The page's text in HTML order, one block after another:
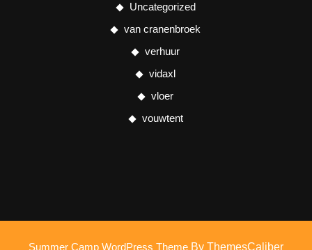
Uncategorized
van cranenbroek
verhuur
vidaxl
vloer
vouwtent
Summer Camp WordPress Theme By ThemesCaliber